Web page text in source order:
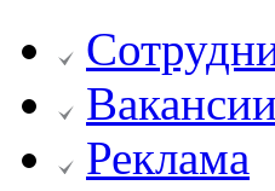
Вакансии
Реклама